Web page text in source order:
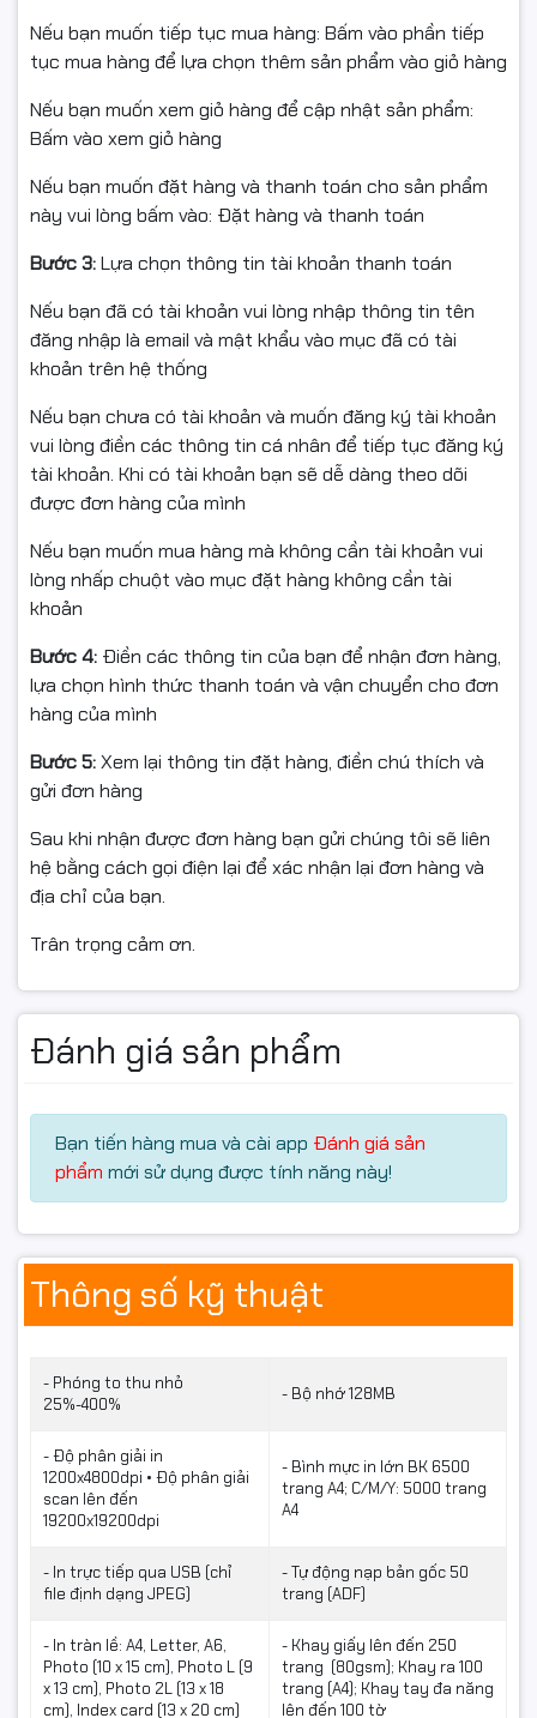
Trường học, đơn vị đào tạo
🎯Tích hợp 4 trong 1 – In,
Scan, Copy, Fax
Máy in Brother MFC-T4500DW giúp tối ưu không gian
và chi phí khi trang bị đầy đủ tính năng đa năng:
✔ In tài liệu
✔ Scan tài liệu (có ADF 1 mặt)
✔ Sao chụp nhanh chóng
✔ Fax chuyên nghiệp cho doanh nghiệp
🎯Khay nạp tài liệu ADF –
Tăng tốc scan & copy
Máy được trang bịADF 1 mặt, giúp scan hoặc copy
nhiều trang liên tục, tiết kiệm tối đa thời gian cho nhân
viên văn phòng. Phù hợp với môi trường cần xử lý tài
liệu thường xuyên.
🎯In đảo mặt tự động –
Tiết kiệm giấy gấp đôi
Giảm chi phí giấy
Tối ưu thời gian in
Dễ dàng tạo tài liệu chuyên nghiệp như catalog, báo
🎯Bình mực siêu tiết kiệm
– Dung lượng lớn, chi phí
thấp
Nếu bạn muốn tiếp tục mua hàng: Bấm vào phần tiếp
tục mua hàng để lựa chọn thêm sản phẩm vào giỏ hàng
Nếu bạn muốn xem giỏ hàng để cập nhật sản phẩm:
Bấm vào xem giỏ hàng
Nếu bạn muốn đặt hàng và thanh toán cho sản phẩm
này vui lòng bấm vào: Đặt hàng và thanh toán
Bước 3:Lựa chọn thông tin tài khoản thanh toán
Nếu bạn đã có tài khoản vui lòng nhập thông tin tên
đăng nhập là email và mật khẩu vào mục đã có tài
khoản trên hệ thống
Nếu bạn chưa có tài khoản và muốn đăng ký tài khoản
vui lòng điền các thông tin cá nhân để tiếp tục đăng ký
tài khoản. Khi có tài khoản bạn sẽ dễ dàng theo dõi
được đơn hàng của mình
Nếu bạn muốn mua hàng mà không cần tài khoản vui
lòng nhấp chuột vào mục đặt hàng không cần tài
khoản
Bước 4: Điền các thông tin của bạn để nhận đơn hàng,
lựa chọn hình thức thanh toán và vận chuyển cho đơn
hàng của mình
Bước 5:Xem lại thông tin đặt hàng, điền chú thích và
gửi đơn hàng
Sau khi nhận được đơn hàng bạn gửi chúng tôi sẽ liên
hệ bằng cách gọi điện lại để xác nhận lại đơn hàng và
địa chỉ của bạn.
Trân trọng cảm ơn.
Đánh giá sản phẩm
Bạn tiến hàng mua và cài app Đánh giá sản
phẩm mới sử dụng được tính năng này!
Thông số kỹ thuật
- Phóng to thu nhỏ
25%-400%
- Bộ nhớ 128MB
- Độ phân giải in
1200x4800dpi • Độ phân giải
scan lên đến
19200x19200dpi
- Bình mực in lớn BK 6500
trang A4; C/M/Y: 5000 trang
A4
- In trực tiếp qua USB (chỉ
file định dạng JPEG)
- Tự động nạp bản gốc 50
trang (ADF)
- In tràn lề: A4, Letter, A6,
Photo (10 x 15 cm), Photo L (9
x 13 cm), Photo 2L (13 x 18
cm), Index card (13 x 20 cm)
- Khay giấy lên đến 250
trang (80gsm); Khay ra 100
trang (A4); Khay tay đa năng
lên đến 100 tờ